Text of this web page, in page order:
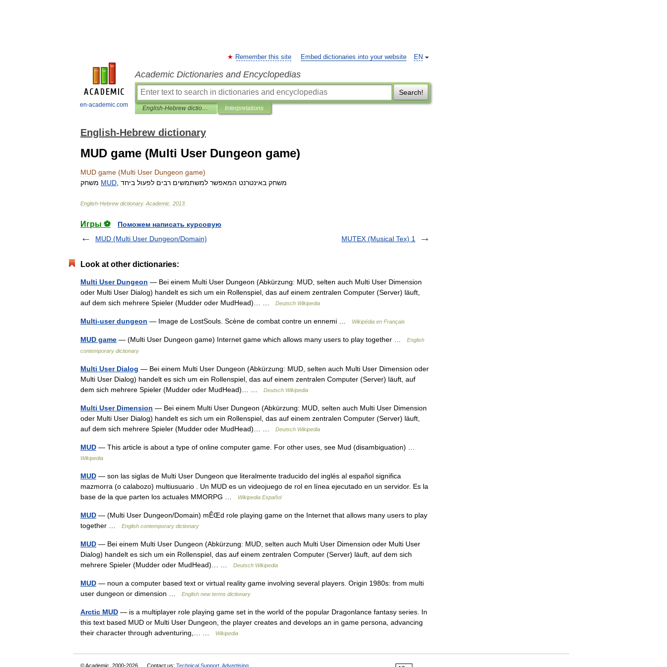
en-academic.com
EN
Remember this site Embed dictionaries into your website
Academic Dictionaries and Encyclopedias
Search!
English-Hebrew dictionary Interpretations
English-Hebrew dictionary
MUD game (Multi User Dungeon game)
MUD game (Multi User Dungeon game)
משחק MUD משחק באינטרנט המאפשר למשתמשים רבים לפעול ביחד
English-Hebrew dictionary. Academic 2013
Игры ⚽
Поможем написать курсовую
MUD (Multi User Dungeon/Domain)
MUTEX (Musical Tex) 1
Look at other dictionaries:
Multi User Dungeon — Bei einem Multi User Dungeon (Abkürzung: MUD, selten auch Multi User Dimension
oder Multi User Dialog) handelt es sich um ein Rollenspiel, das auf einem zentralen Computer (Server) läuft,
auf dem sich mehrere Spieler (Mudder oder MudHead)… …
Deutsch Wikipedia
Multi-user dungeon — Image de LostSouls. Scène de combat contre un ennemi … Wikipédia en Français
MUD game — (Multi User Dungeon game) Internet game which allows many users to play together …
English
contemporary dictionary
Multi User Dialog — Bei einem Multi User Dungeon (Abkürzung: MUD, selten auch Multi User Dimension oder
Multi User Dialog) handelt es sich um ein Rollenspiel, das auf einem zentralen Computer (Server) läuft, auf
dem sich mehrere Spieler (Mudder oder MudHead)… …
Deutsch Wikipedia
Multi User Dimension — Bei einem Multi User Dungeon (Abkürzung: MUD, selten auch Multi User Dimension
oder Multi User Dialog) handelt es sich um ein Rollenspiel, das auf einem zentralen Computer (Server) läuft,
auf dem sich mehrere Spieler (Mudder oder MudHead)… …
Deutsch Wikipedia
MUD — This article is about a type of online computer game. For other uses, see Mud (disambiguation) …
Wikipedia
MUD — son las siglas de Multi User Dungeon que literalmente traducido del inglés al español significa
mazmorra (o calabozo) multiusuario . Un MUD es un videojuego de rol en línea ejecutado en un servidor. Es la
base de la que parten los actuales MMORPG …
Wikipedia Español
MUD — (Multi User Dungeon/Domain) mÊŒd role playing game on the Internet that allows many users to play
together …
English contemporary dictionary
MUD — Bei einem Multi User Dungeon (Abkürzung: MUD, selten auch Multi User Dimension oder Multi User
Dialog) handelt es sich um ein Rollenspiel, das auf einem zentralen Computer (Server) läuft, auf dem sich
mehrere Spieler (Mudder oder MudHead)… …
Deutsch Wikipedia
MUD — noun a computer based text or virtual reality game involving several players. Origin 1980s: from multi
user dungeon or dimension …
English new terms dictionary
Arctic MUD — is a multiplayer role playing game set in the world of the popular Dragonlance fantasy series. In
this text based MUD or Multi User Dungeon, the player creates and develops an in game persona, advancing
their character through adventuring,… …
Wikipedia
© Academic, 2000-2026 Contact us: Technical Support Advertising